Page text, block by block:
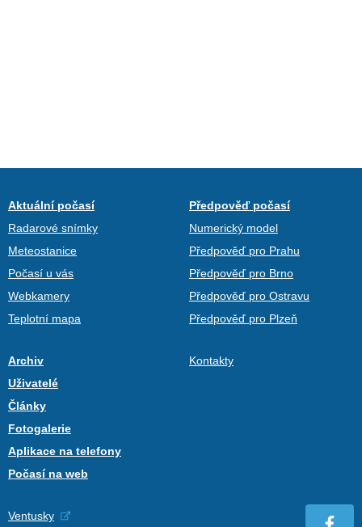
Aktuální počasí
Radarové snímky
Meteostanice
Počasí u vás
Webkamery
Teplotní mapa
Předpověď počasí
Numerický model
Předpověď pro Prahu
Předpověď pro Brno
Předpověď pro Ostravu
Předpověď pro Plzeň
Archiv
Uživatelé
Články
Fotogalerie
Aplikace na telefony
Počasí na web
Kontakty
Ventusky